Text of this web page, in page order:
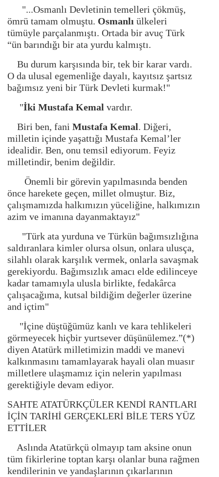
"...Osmanlı Devletinin temelleri çökmüş,
ömrü tamam olmuştu. Osmanlı ülkeleri
tümüyle parçalanmıştı. Ortada bir avuç Türk
“ün barındığı bir ata yurdu kalmıştı.
Bu durum karşısında bir, tek bir karar vardı.
O da ulusal egemenliğe dayalı, kayıtsız şartsız
bağımsız yeni bir Türk Devleti kurmak!"
"İki Mustafa Kemal vardır.
Biri ben, fani Mustafa Kemal. Diğeri,
milletin içinde yaşattığı Mustafa Kemal’ler
idealidir. Ben, onu temsil ediyorum. Feyiz
milletindir, benim değildir.
Önemli bir görevin yapılmasında benden
önce harekete geçen, millet olmuştur. Biz,
çalışmamızda halkımızın yüceliğine, halkımızın
azim ve imanına dayanmaktayız"
"Türk ata yurduna ve Türkün bağımsızlığına
saldıranlara kimler olursa olsun, onlara ulusça,
silahlı olarak karşılık vermek, onlarla savaşmak
gerekiyordu. Bağımsızlık amacı elde edilinceye
kadar tamamıyla ulusla birlikte, fedakârca
çalışacağıma, kutsal bildiğim değerler üzerine
and içtim"
"İçine düştüğümüz kanlı ve kara tehlikeleri
görmeyecek hiçbir yurtsever düşünülemez.”(*)
diyen Atatürk milletimizin maddi ve manevi
kalkınmasını tamamlayarak hayali olan muasır
milletlere ulaşmamız için nelerin yapılması
gerektiğiyle devam ediyor.
SAHTE ATATÜRKÇÜLER KENDİ RANTLARI
İÇİN TARİHİ GERÇEKLERİ BİLE TERS YÜZ
ETTİLER
Aslında Atatürkçü olmayıp tam aksine onun
tüm fikirlerine toptan karşı olanlar buna rağmen
kendilerinin ve yandaşlarının çıkarlarının